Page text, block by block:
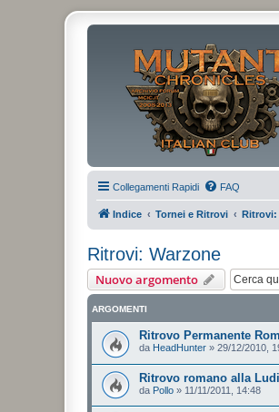
Collegamenti Rapidi FAQ
Indice Tornei e Ritrovi Ritrovi:
Ritrovi: Warzone
Nuovo argomento
ARGOMENTI
Ritrovo Permanente
da HeadHunter » 29/12/2010,
Ritrovo romano alla
da Pollo » 11/11/2011, 14:48